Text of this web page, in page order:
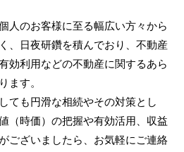
人のお客様に至る幅広い方々から
、日夜研鑽を積んでおり、不動産
効利用などの不動産に関するあら
ます。
ても円滑な相続やその対策とし
（時価）の把握や有効活用、収益
ございましたら、お気軽にご連絡